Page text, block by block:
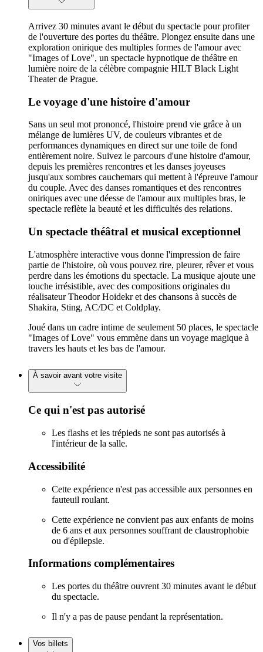
Arrivez 30 minutes avant le début du spectacle pour profiter
de l'ouverture des portes du théâtre. Plongez ensuite dans une
exploration onirique des multiples formes de l'amour avec
"Images of Love", un spectacle hypnotique de théâtre en
lumière noire de la célèbre compagnie HILT Black Light
Theater de Prague.
Le voyage d'une histoire d'amour
Sans un seul mot prononcé, l'histoire prend vie grâce à un
mélange de lumières UV, de couleurs vibrantes et de
performances dynamiques en direct sur une toile de fond
entièrement noire. Suivez le parcours d'une histoire d'amour,
depuis les premières rencontres et les danses joyeuses
jusqu'aux sombres cauchemars qui mettent à l'épreuve l'amour
du couple. Avec des danses romantiques et des rencontres
oniriques avec une déesse de l'amour aux multiples bras, le
spectacle reflète la beauté et les difficultés des relations.
Un spectacle théâtral et musical exceptionnel
L'atmosphère interactive vous donne l'impression de faire
partie de l'histoire, où vous pouvez rire, pleurer, rêver et vous
perdre dans les émotions du spectacle. La musique ajoute une
touche irrésistible, avec des compositions originales du
réalisateur Theodor Hoidekr et des chansons à succès de
Shakira, Sting, AC/DC et Coldplay.
Joué dans un cadre intime de seulement 50 places, le spectacle
"Images of Love" vous emmène dans un voyage magique à
travers les hauts et les bas de l'amour.
À savoir avant votre visite
Ce qui n'est pas autorisé
Les flashs et les trépieds ne sont pas autorisés à
l'intérieur de la salle.
Accessibilité
Cette expérience n'est pas accessible aux personnes en
fauteuil roulant.
Cette expérience ne convient pas aux enfants de moins
de 6 ans et aux personnes souffrant de claustrophobie
ou d'épilepsie.
Informations complémentaires
Les portes du théâtre ouvrent 30 minutes avant le début
du spectacle.
Il n'y a pas de pause pendant la représentation.
Vos billets